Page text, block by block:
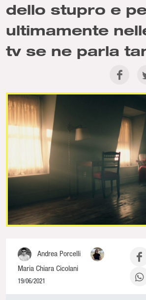
dello stupro e
ultimamente
tv se ne parla
Andrea Porcelli
Maria Chiara Cicolani
19/06/2021